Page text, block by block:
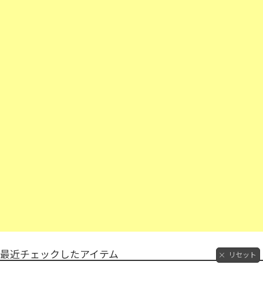
最近チェックしたアイテム リセット